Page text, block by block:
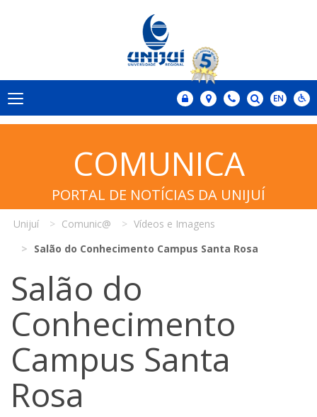
COMUNICA
PORTAL DE NOTÍCIAS DA UNIJUÍ
Unijuí Comunic@
Vídeos e Imagens
Salão do Conhecimento Campus Santa Rosa
Salão do
Conhecimento
Campus Santa
Rosa